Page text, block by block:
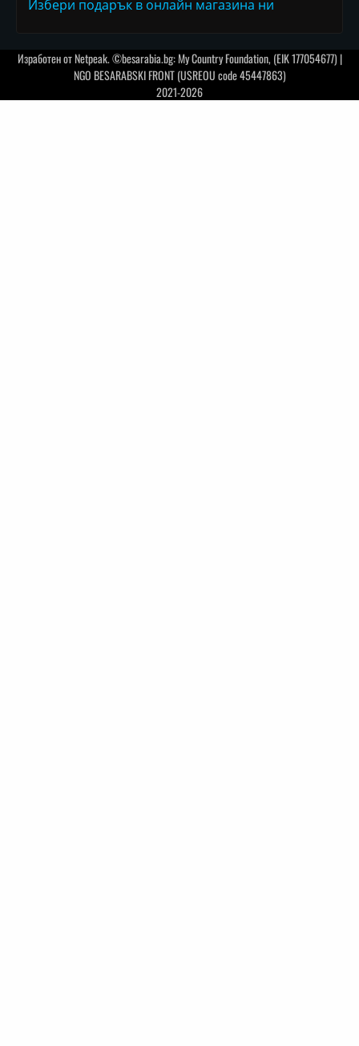
Избери подарък в онлайн магазина ни
Изработен отNetpeak. ©besarabia.bg: My Country Foundation, (EIK 177054677) |
NGO BESARABSKI FRONT (USREOU code 45447863)
2021-2026